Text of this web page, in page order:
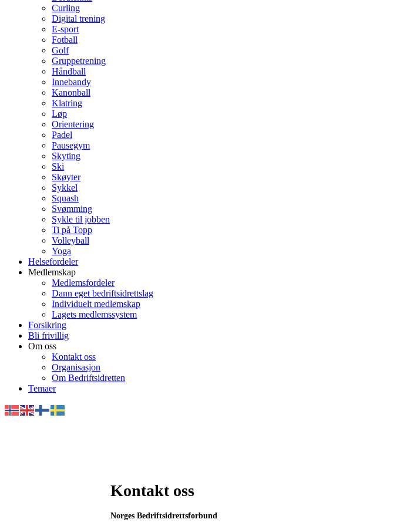
Curling
Digital trening
E-sport
Fotball
Golf
Gruppetrening
Håndball
Innebandy
Kanonball
Klatring
Løp
Orientering
Padel
Pausegym
Skyting
Ski
Skøyter
Sykkel
Squash
Svømming
Sykle til jobben
Ti på Topp
Volleyball
Yoga
Helsefordeler
Medlemskap
Medlemsfordeler
Dann eget bedriftsidrettslag
Individuelt medlemskap
Lagets medlemssystem
Forsikring
Bli frivillig
Om oss
Kontakt oss
Organisasjon
Om Bedriftsidretten
Temaer
Kontakt oss
Norges Bedriftsidrettsforbund